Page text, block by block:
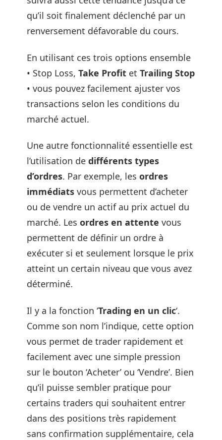
qu’il soit finalement déclenché par un
renversement défavorable du cours.
En utilisant ces trois options ensemble
• Stop Loss, Take Profit et Trailing Stop
• vous pouvez facilement ajuster vos
transactions selon les conditions du
marché actuel.
Une autre fonctionnalité essentielle est
l’utilisation de différents types
d’ordres. Par exemple, les ordres
immédiats vous permettent d’acheter
ou de vendre un actif au prix actuel du
marché. Les ordres en attente vous
permettent de définir un ordre à
exécuter si et seulement lorsque le prix
atteint un certain niveau que vous avez
déterminé.
Il y a la fonction ‘Trading en un clic‘.
Comme son nom l’indique, cette option
vous permet de trader rapidement et
facilement avec une simple pression
sur le bouton ‘Acheter’ ou ‘Vendre’. Bien
qu’il puisse sembler pratique pour
certains traders qui souhaitent entrer
dans des positions très rapidement
sans confirmation supplémentaire, cela